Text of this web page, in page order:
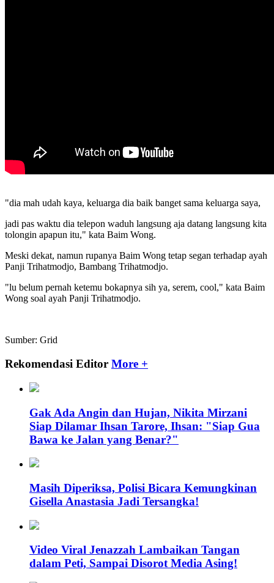
"dia mah udah kaya, keluarga dia baik banget sama keluarga saya,
jadi pas waktu dia telepon waduh langsung aja datang langsung kita
tolongin apapun itu," kata Baim Wong.
Meski dekat, namun rupanya Baim Wong tetap segan terhadap ayah
Panji Trihatmodjo, Bambang Trihatmodjo.
"lu belum pernah ketemu bokapnya sih ya, serem, cool," kata Baim
Wong soal ayah Panji Trihatmodjo.
Sumber: Grid
Rekomendasi Editor More +
Gak Ada Angin dan Hujan, Nikita Mirzani
Siap Dilamar Ihsan Tarore, Ihsan: "Siap Gua
Bawa ke Jalan yang Benar?"
Masih Diperiksa, Polisi Bicara Kemungkinan
Gisella Anastasia Jadi Tersangka!
Video Viral Jenazzah Lambaikan Tangan
dalam Peti, Sampai Disorot Media Asing!